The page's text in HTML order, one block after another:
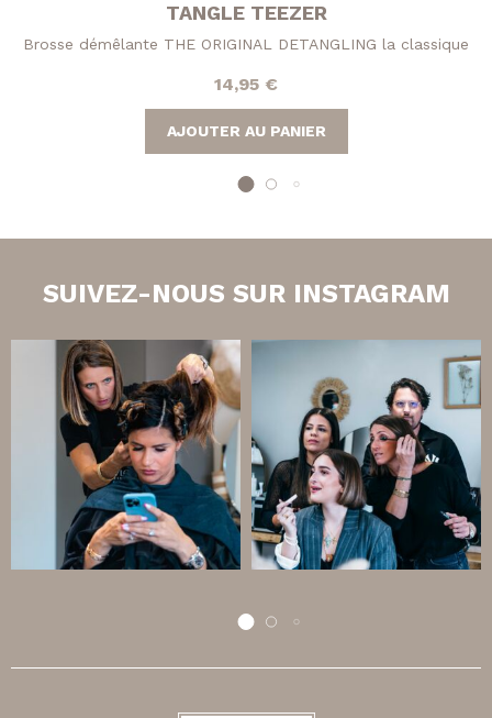
TANGLE TEEZER
Brosse démêlante THE ORIGINAL DETANGLING la classique
14,95 €
AJOUTER AU PANIER
SUIVEZ-NOUS SUR INSTAGRAM